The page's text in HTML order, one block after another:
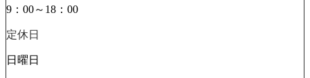
9：00～18：00
定休日
日曜日